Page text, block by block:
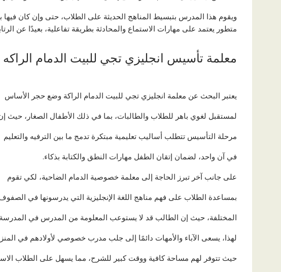
ويقوم هذا المدرس بتبسيط المناهج الحديثة على الطلاب، حتى وإن كان
متطور يعتمد على مهارات الاستماع والمحادثة بطريقة تفاعلية، بعيدًا عن
معلمة تأسيس انجليزي تجي للبيت الدمام الراكه
يعتبر البحث عن معلمة انجليزي تجي للبيت الدمام الراكة وضع حجر الأساس
لمستقبل لغوي باهر للطلاب والطالبات، بما في ذلك الأطفال الصغار، حيث
مرحلة التأسيس تتطلب أساليب تعليمية مبتكرة تدمج ما بين الترفيه والتعليم
في آن واحد، لضمان إتقان الطفل مهارات النطق والكتابة بذكاء.
على جانب آخر تبرز الحاجة إلى معلمة خصوصية الدمام الضاحية، لكي تقوم
بمساعدة الطلاب على فهم مناهج اللغة الإنجليزية التي يدرسونها في
المختلفة، حيث إن الطالب قد لا يستوعب المعلومة من المدرس في
لهذا، يسعى الآباء والأمهات دائمًا إلى جلب مدرب خصوصي لأولادهم في
حيث تتوفر لهم مساحة كافية ووقت كبير للشرح، مما يسهل على الطلاب